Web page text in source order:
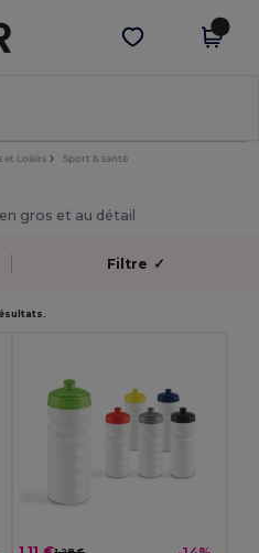
Obtenir l'appli
et Loisirs Sport & santé
en gros et au détail
Filtre ✓